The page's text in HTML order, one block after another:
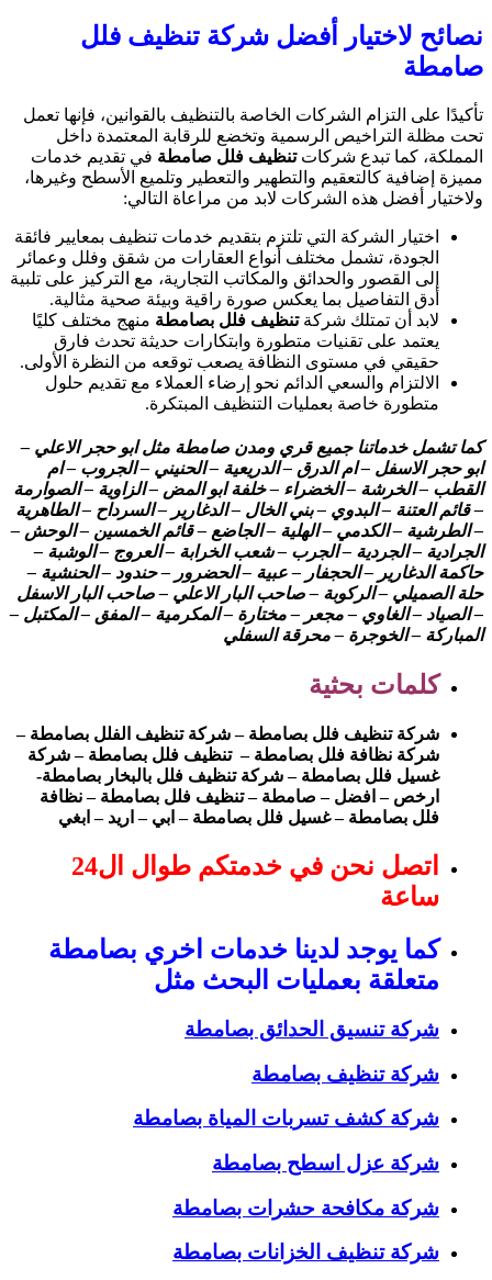
نصائح لاختيار أفضل شركة تنظيف فلل
صامطة
تأكيدًا على التزام الشركات الخاصة بالتنظيف بالقوانين، فإنها تعمل
تحت مظلة التراخيص الرسمية وتخضع للرقابة المعتمدة داخل
المملكة، كما تبدع شركاتتنظيف فلل صامطة في تقديم خدمات
مميزة إضافية كالتعقيم والتطهير والتعطير وتلميع الأسطح وغيرها،
ولاختيار أفضل هذه الشركات لابد من مراعاة التالي:
اختيار الشركة التي تلتزم بتقديم خدمات تنظيف بمعايير فائقة
الجودة، تشمل مختلف أنواع العقارات من شقق وفلل وعمائر
إلى القصور والحدائق والمكاتب التجارية، مع التركيز على تلبية
أدق التفاصيل بما يعكس صورة راقية وبيئة صحية مثالية.
لابد أن تمتلك شركةتنظيف فلل بصامطة منهج مختلف كليًا
يعتمد على تقنيات متطورة وابتكارات حديثة تحدث فارق
حقيقي في مستوى النظافة يصعب توقعه من النظرة الأولى.
الالتزام والسعي الدائم نحو إرضاء العملاء مع تقديم حلول
متطورة خاصة بعمليات التنظيف المبتكرة.
كما تشمل خدماتنا جميع قري ومدن صامطة مثل ابو حجر الاعلي –
ابو حجر الاسفل – ام الدرق – الدريعية – الحنيني – الجروب – ام
القطب – الخرشة – الخضراء – خلفة ابو المض – الزاوية – الصوارمة
– قائم العتنة – البدوي – بني الخال – الدغارير – السرداح – الطاهرية
– الطرشية – الكدمي – الهلية – الجاضع – قائم الخمسين – الوحش –
الجرادية – الجردية – الجرب – شعب الخرابة – العروج – الوشبة –
حاكمة الدغارير – الحجفار – عبية – الحضرور – حندود – الحنشية –
حلة الصميلي – الركوبة – صاحب البار الاعلي – صاحب البار الاسفل
– الصياد – الغاوي – مجعر – مختارة – المكرمية – المفق – المكتبل –
المباركة – الخوجرة – محرقة السفلي
كلمات بحثية
شركة تنظيف فلل بصامطة – شركة تنظيف الفلل بصامطة –
شركة نظافة فلل بصامطة – تنظيف فلل بصامطة – شركة
غسيل فلل بصامطة – شركة تنظيف فلل بالبخار بصامطة-
ارخص – افضل – صامطة – تنظيف فلل بصامطة – نظافة
فلل بصامطة – غسيل فلل بصامطة – ابي – اريد – ابغي
اتصل نحن في خدمتكم طوال ال24
ساعة
كما يوجد لدينا خدمات اخري بصامطة
متعلقة بعمليات البحث مثل
شركة تنسيق الحدائق بصامطة
شركة تنظيف بصامطة
شركة كشف تسربات المياة بصامطة
شركة عزل اسطح بصامطة
شركة مكافحة حشرات بصامطة
شركة تنظيف الخزانات بصامطة